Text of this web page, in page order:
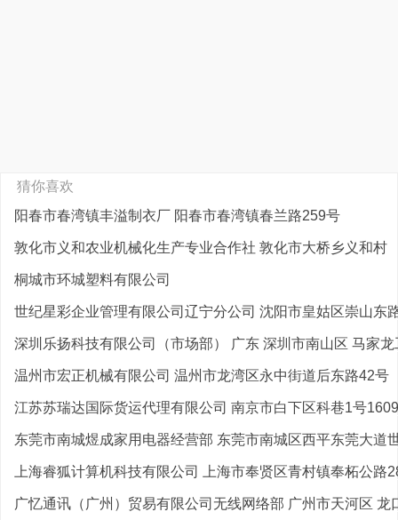
猜你喜欢
阳春市春湾镇丰溢制衣厂 阳春市春湾镇春兰路259号
敦化市义和农业机械化生产专业合作社 敦化市大桥乡义和村
桐城市环城塑料有限公司
世纪星彩企业管理有限公司辽宁分公司 沈阳市皇姑区崇山东
深圳乐扬科技有限公司（市场部） 广东 深圳市南山区 马家龙
温州市宏正机械有限公司 温州市龙湾区永中街道后东路42号
江苏苏瑞达国际货运代理有限公司 南京市白下区科巷1号
东莞市南城煜成家用电器经营部 东莞市南城区西平东莞大道
上海睿狐计算机科技有限公司 上海市奉贤区青村镇奉柘公路
广忆通讯（广州）贸易有限公司无线网络部 广州市天河区 龙